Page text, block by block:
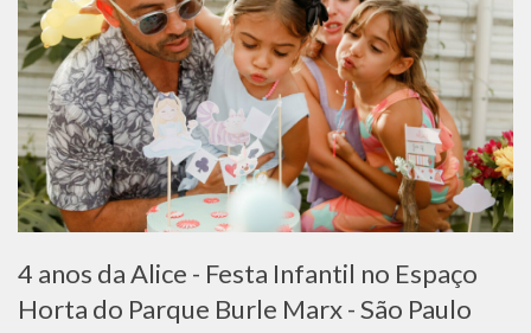
4 anos da Alice - Festa Infantil no Espaço
Horta do Parque Burle Marx - São Paulo